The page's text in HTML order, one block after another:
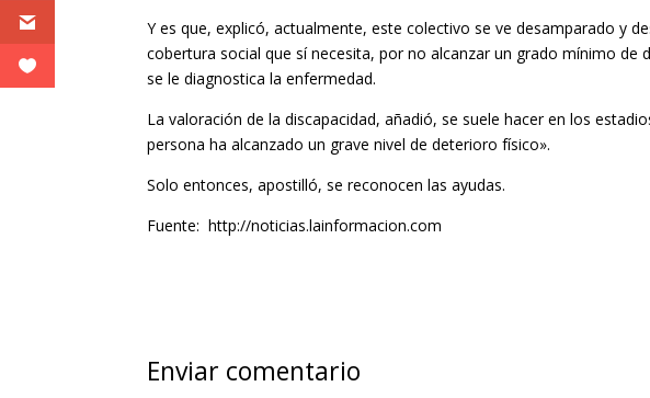
Y es que, explicó, actualmente, este colectivo se ve desamparado y
cobertura social que sí necesita, por no alcanzar un grado mínimo de
se le diagnostica la enfermedad.
La valoración de la discapacidad, añadió, se suele hacer en los
persona ha alcanzado un grave nivel de deterioro físico».
Solo entonces, apostilló, se reconocen las ayudas.
Fuente: http://noticias.lainformacion.com
Enviar comentario